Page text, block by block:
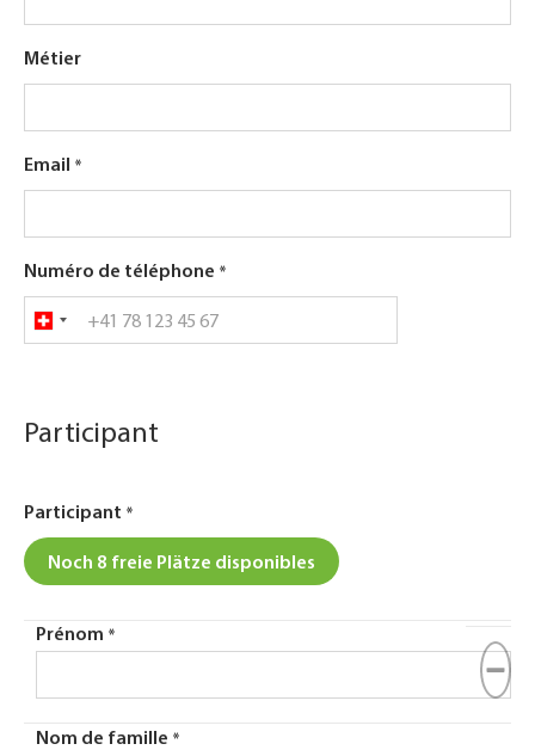
Métier
Email
Numéro de téléphone
Participant
Participant
Noch 8 freie Plätze disponibles
Prénom
Nom de famille